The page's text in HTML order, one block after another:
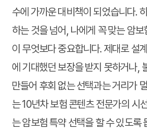
수에 가까운 대비책이 되었습니다.
하는 것을 넘어, 나에게 꼭 맞는암보
이 무엇보다 중요합니다. 제대로 설
에 기대했던 보장을 받지 못하거나,
만들어 후회 없는 선택과는 거리가
는 10년차 보험 콘텐츠 전문가의 시
는 암보험 특약 선택을 할 수 있도록